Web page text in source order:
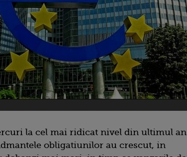
la cel mai ridicat nivel din ultimul
obligatiunilor au crescut, in